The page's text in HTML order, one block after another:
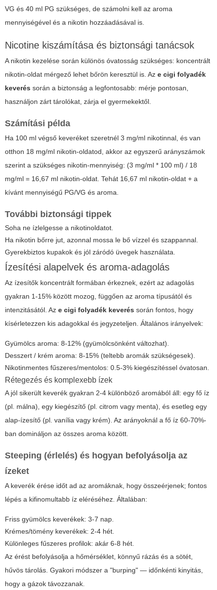
VG és 40 ml PG szükséges, de számolni kell az aroma
mennyiségével és a nikotin hozzáadásával is.
Nicotine kiszámítása és biztonsági tanácsok
A nikotin kezelése során különös óvatosság szükséges: koncentrált
nikotin-oldat mérgező lehet bőrön keresztül is. Az e cigi folyadék
keverés során a biztonság a legfontosabb: mérje pontosan,
használjon zárt tárolókat, zárja el gyermekektől.
Számítási példa
Ha 100 ml végső keveréket szeretnél 3 mg/ml nikotinnal, és van
otthon 18 mg/ml nikotin-oldatod, akkor az egyszerű arányszámok
szerint a szükséges nikotin-mennyiség: (3 mg/ml * 100 ml) / 18
mg/ml = 16,67 ml nikotin-oldat. Tehát 16,67 ml nikotin-oldat + a
kívánt mennyiségű PG/VG és aroma.
További biztonsági tippek
Soha ne ízlelgesse a nikotinoldatot.
Ha nikotin bőrre jut, azonnal mossa le bő vízzel és szappannal.
Gyerekbiztos kupakok és jól záródó üvegek használata.
Ízesítési alapelvek és aroma-adagolás
Az ízesítők koncentrált formában érkeznek, ezért az adagolás
gyakran 1-15% között mozog, függően az aroma típusától és
intenzitásától. Az e cigi folyadék keverés során fontos, hogy
kísérletezzen kis adagokkal és jegyzeteljen. Általános irányelvek:
Gyümölcs aroma: 8-12% (gyümölcsönként változhat).
Desszert / krém aroma: 8-15% (teltebb aromák szükségesek).
Nikotinmentes fűszeres/mentolos: 0.5-3% kiegészítéssel óvatosan.
Rétegezés és komplexebb ízek
A jól sikerült keverék gyakran 2-4 különböző aromából áll: egy fő íz
(pl. málna), egy kiegészítő (pl. citrom vagy menta), és esetleg egy
alap-ízesítő (pl. vanília vagy krém). Az arányoknál a fő íz 60-70%-
ban domináljon az összes aroma között.
Steeping (érlelés) és hogyan befolyásolja az
ízeket
A keverék érése időt ad az aromáknak, hogy összeérjenek; fontos
lépés a kifinomultabb íz eléréséhez. Általában:
Friss gyümölcs keverékek: 3-7 nap.
Krémes/tömény keverékek: 2-4 hét.
Különleges fűszeres profilok: akár 6-8 hét.
Az érést befolyásolja a hőmérséklet, könnyű rázás és a sötét,
hűvös tárolás. Gyakori módszer a "burping" — időnkénti kinyitás,
hogy a gázok távozzanak.